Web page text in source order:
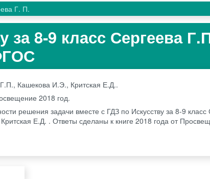
Г. П.
за 8‐9 класс Сергеева
Кашекова И.Э., Критская Е.Д..
2018 год.
решения задачи вместе с ГДЗ по Искусству за 8‐9 класс
Е.Д. . Ответы сделаны к книге 2018 года от